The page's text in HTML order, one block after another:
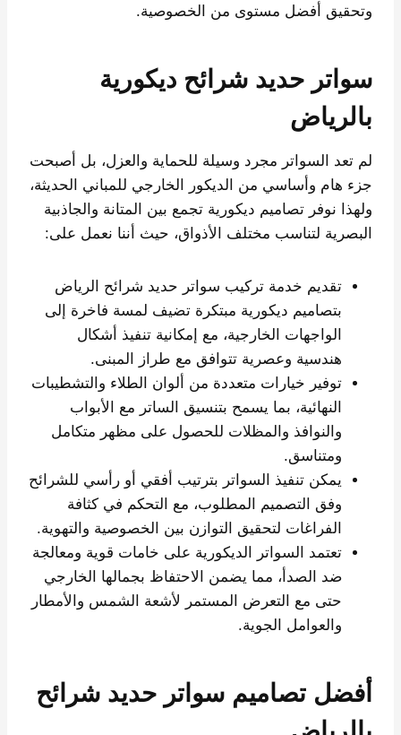
وتحقيق أفضل مستوى من الخصوصية.
سواتر حديد شرائح ديكورية
بالرياض
لم تعد السواتر مجرد وسيلة للحماية والعزل، بل أصبحت
جزء هام وأساسي من الديكور الخارجي للمباني الحديثة،
ولهذا نوفر تصاميم ديكورية تجمع بين المتانة والجاذبية
البصرية لتناسب مختلف الأذواق، حيث أننا نعمل على:
تقديم خدمة تركيب سواتر حديد شرائح الرياض
بتصاميم ديكورية مبتكرة تضيف لمسة فاخرة إلى
الواجهات الخارجية، مع إمكانية تنفيذ أشكال
هندسية وعصرية تتوافق مع طراز المبنى.
توفير خيارات متعددة من ألوان الطلاء والتشطيبات
النهائية، بما يسمح بتنسيق الساتر مع الأبواب
والنوافذ والمظلات للحصول على مظهر متكامل
ومتناسق.
يمكن تنفيذ السواتر بترتيب أفقي أو رأسي للشرائح
وفق التصميم المطلوب، مع التحكم في كثافة
الفراغات لتحقيق التوازن بين الخصوصية والتهوية.
تعتمد السواتر الديكورية على خامات قوية ومعالجة
ضد الصدأ، مما يضمن الاحتفاظ بجمالها الخارجي
حتى مع التعرض المستمر لأشعة الشمس والأمطار
والعوامل الجوية.
أفضل تصاميم سواتر حديد شرائح